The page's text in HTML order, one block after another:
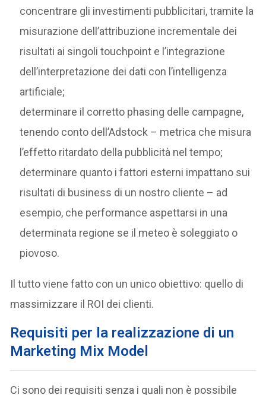
concentrare gli investimenti pubblicitari, tramite la
misurazione dell’attribuzione incrementale dei
risultati ai singoli touchpoint e l’integrazione
dell’interpretazione dei dati con l’intelligenza
artificiale;
determinare il corretto phasing delle campagne,
tenendo conto dell’Adstock – metrica che misura
l’effetto ritardato della pubblicità nel tempo;
determinare quanto i fattori esterni impattano sui
risultati di business di un nostro cliente – ad
esempio, che performance aspettarsi in una
determinata regione se il meteo è soleggiato o
piovoso.
Il tutto viene fatto con un unico obiettivo: quello di
massimizzare il ROI dei clienti.
Requisiti per la realizzazione di un
Marketing Mix Model
Ci sono dei requisiti senza i quali non è possibile